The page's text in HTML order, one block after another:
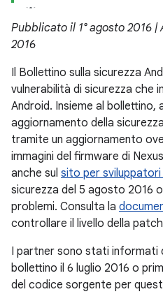
Pubblicato il 1° agosto 2016
2016
Il Bollettino sulla sicurezza
vulnerabilità di sicurezza che
Android. Insieme al bollettino,
aggiornamento della
tramite un aggiornamento
immagini del firmware di
anche sul sito per sviluppatori
sicurezza del 5 agosto 2016
problemi. Consulta la
controllare il livello della
I partner sono stati informati
bollettino il 6 luglio 2016 o
del codice sorgente per